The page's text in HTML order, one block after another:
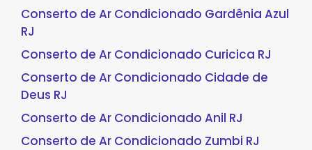
Conserto de Ar Condicionado Gardênia Azul
RJ
Conserto de Ar Condicionado Curicica RJ
Conserto de Ar Condicionado Cidade de
Deus RJ
Conserto de Ar Condicionado Anil RJ
Conserto de Ar Condicionado Zumbi RJ